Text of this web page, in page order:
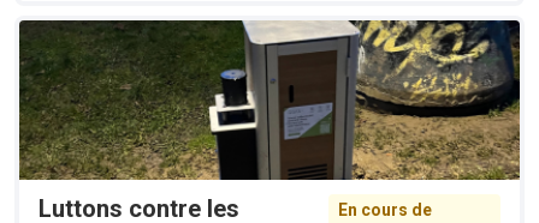
Luttons contre les
En cours de